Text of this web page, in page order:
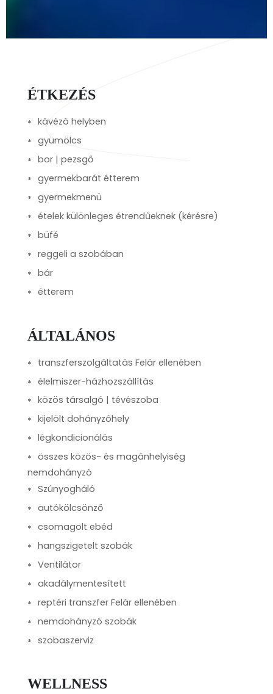
ÉTKEZÉS
kávézó helyben
gyümölcs
bor | pezsgő
gyermekbarát étterem
gyermekmenü
ételek különleges étrendűeknek (kérésre)
büfé
reggeli a szobában
bár
étterem
ÁLTALÁNOS
transzferszolgáltatás Felár ellenében
élelmiszer-házhozszállítás
közös társalgó | tévészoba
kijelölt dohányzóhely
légkondicionálás
összes közös- és magánhelyiség
nemdohányzó
Szúnyogháló
autókölcsönző
csomagolt ebéd
hangszigetelt szobák
Ventilátor
akadálymentesített
reptéri transzfer Felár ellenében
nemdohányzó szobák
szobaszerviz
WELLNESS